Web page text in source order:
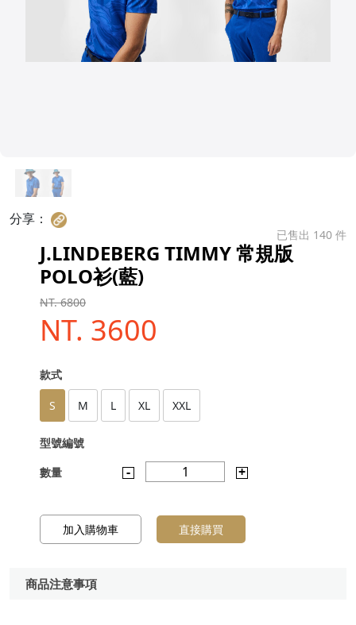
分享：
已售出 140 件
J.LINDEBERG TIMMY 常規版
POLO衫(藍)
NT. 6800
NT. 3600
款式
S M L XL XXL
型號編號
數量
- 1 +
加入購物車 直接購買
商品注意事項